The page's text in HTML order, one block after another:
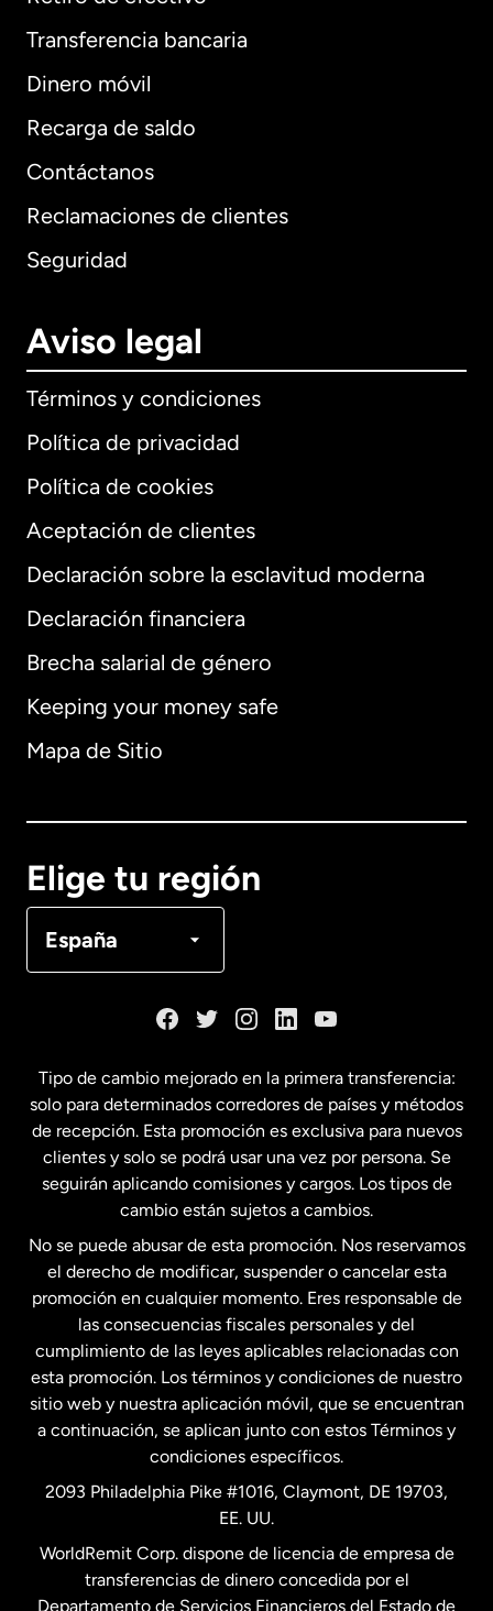
Transferencia bancaria
Dinero móvil
Recarga de saldo
Contáctanos
Reclamaciones de clientes
Seguridad
Aviso legal
Términos y condiciones
Política de privacidad
Política de cookies
Aceptación de clientes
Declaración sobre la esclavitud moderna
Declaración financiera
Brecha salarial de género
Keeping your money safe
Mapa de Sitio
Elige tu región
España
Internacional English
Alemania
Français
Estados Unidos English
Estados Unidos Español
Francia
Malasia
Nueva Zelanda
Países Bajos
Suecia
Tipo de cambio mejorado en la primera transferencia:
solo para determinados corredores de países y métodos
de recepción. Esta promoción es exclusiva para nuevos
clientes y solo se podrá usar una vez por persona. Se
seguirán aplicando comisiones y cargos. Los tipos de
cambio están sujetos a cambios.
No se puede abusar de esta promoción. Nos reservamos
el derecho de modificar, suspender o cancelar esta
promoción en cualquier momento. Eres responsable de
las consecuencias fiscales personales y del
cumplimiento de las leyes aplicables relacionadas con
esta promoción. Los términos y condiciones de nuestro
sitio web y nuestra aplicación móvil, que se encuentran
a continuación, se aplican junto con estos Términos y
condiciones específicos.
2093 Philadelphia Pike #1016, Claymont, DE 19703,
EE. UU.
WorldRemit Corp. dispone de licencia de empresa de
transferencias de dinero concedida por el
Departamento de Servicios Financieros del Estado de